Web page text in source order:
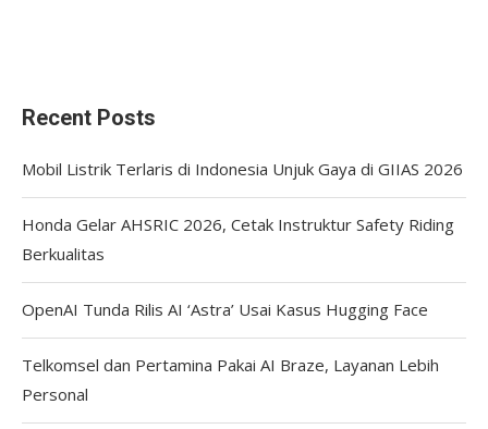
Recent Posts
Mobil Listrik Terlaris di Indonesia Unjuk Gaya di GIIAS 2026
Honda Gelar AHSRIC 2026, Cetak Instruktur Safety Riding
Berkualitas
OpenAI Tunda Rilis AI ‘Astra’ Usai Kasus Hugging Face
Telkomsel dan Pertamina Pakai AI Braze, Layanan Lebih
Personal